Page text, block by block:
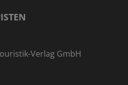
Verlag GmbH